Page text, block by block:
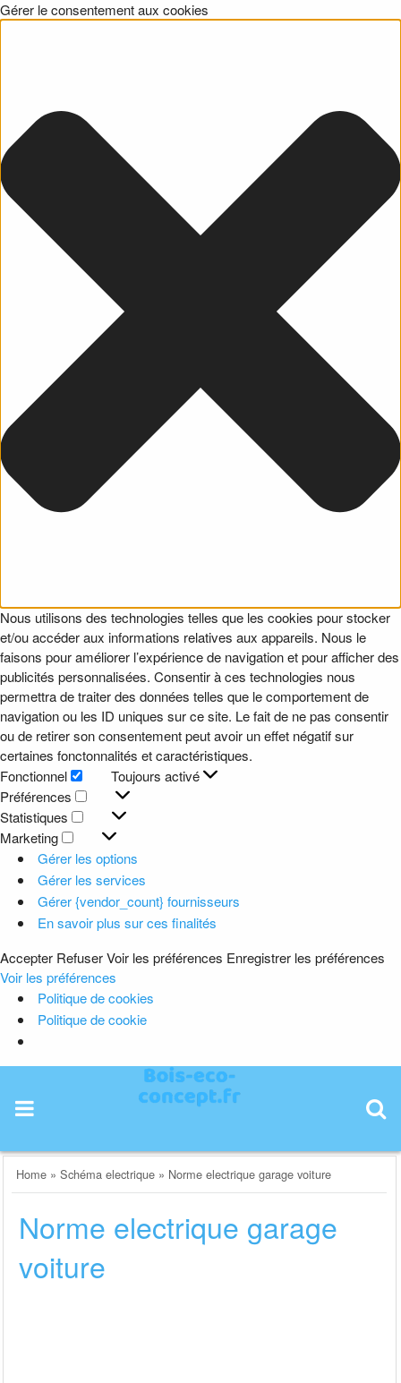
Gérer le consentement aux cookies
Nous utilisons des technologies telles que les cookies pour stocker
et/ou accéder aux informations relatives aux appareils. Nous le
faisons pour améliorer l’expérience de navigation et pour afficher des
publicités personnalisées. Consentir à ces technologies nous
permettra de traiter des données telles que le comportement de
navigation ou les ID uniques sur ce site. Le fait de ne pas consentir
ou de retirer son consentement peut avoir un effet négatif sur
certaines fonctonnalités et caractéristiques.
Fonctionnel
Fonctionnel
Toujours activé
Préférences
Préférences
Statistiques
Statistiques
Marketing
Marketing
Gérer les options
Gérer les services
Gérer {vendor_count} fournisseurs
En savoir plus sur ces finalités
Accepter RefuserVoir les préférences Enregistrer les préférences
Voir les préférences
Politique de cookies
Politique de cookie
content
Home »Schéma electrique » Norme electrique garage voiture
Norme electrique garage
voiture